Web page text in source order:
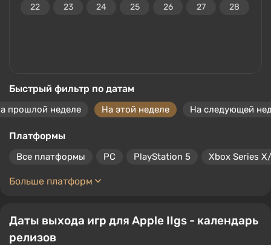
22 23 24 25 26 27 28
Быстрый фильтр по датам
прошлой неделе На этой неделе На следующей
Платформы
Все платформы PC PlayStation 5 Xbox Series
Больше платформ
Даты выхода игр для Apple IIgs - календарь
релизов